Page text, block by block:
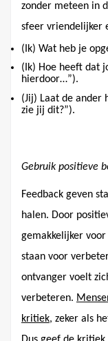
zonder meteen in
sfeer vriendelijker
(Ik) Wat heb je
(Ik) Hoe heeft dat
hierdoor…”).
(Jij) Laat de ander
zie jij dit?”).
Gebruik positieve
Feedback geven
halen. Door
gemakkelijker
staan voor
ontvanger voelt
verbeteren.
kritiek, zeker als